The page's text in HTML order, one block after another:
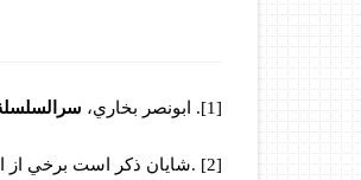
[1]. ابونصر بخاري، سرالسلسلة
[2] .شايان ذكر است برخي از